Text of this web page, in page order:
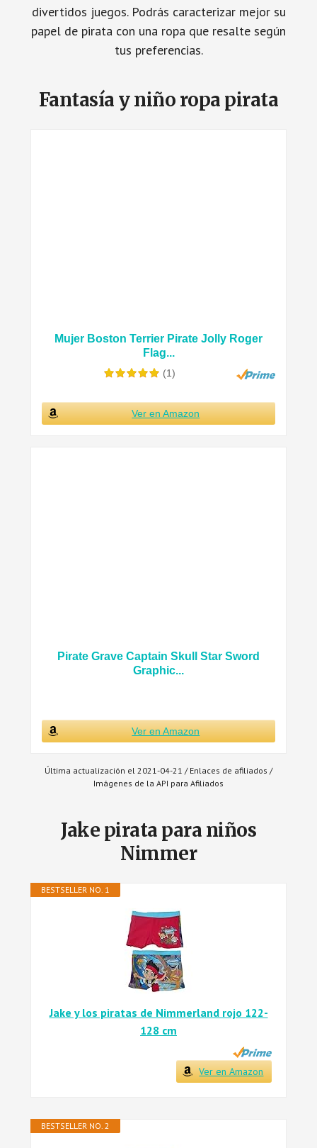
divertidos juegos. Podrás caracterizar mejor su
papel de pirata con una ropa que resalte según
tus preferencias.
Fantasía y niño ropa pirata
Mujer Boston Terrier Pirate Jolly Roger
Flag...
(1)
Ver en Amazon
Pirate Grave Captain Skull Star Sword
Graphic...
Ver en Amazon
Última actualización el 2021-04-21 / Enlaces de afiliados /
Imágenes de la API para Afiliados
Jake pirata para niños
Nimmer
BESTSELLER NO. 1
Jake y los piratas de Nimmerland rojo 122-
128 cm
Ver en Amazon
BESTSELLER NO. 2